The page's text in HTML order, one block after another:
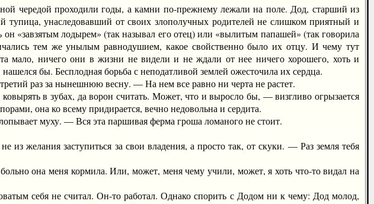
чередой проходили годы, а камни по-прежнему лежали на поле. Дод, старший из
унаследовавший от своих злополучных родителей не слишком приятный и
«завзятым лодырем» (так называл его отец) или «вылитым папашей» (так говорила
тем же унылым равнодушием, какое свойственно было их отцу. И чему тут
мало, ничего они в жизни не видели и не ждали от нее ничего хорошего, хоть и
бы. Бесплодная борьба с неподатливой землей ожесточила их сердца.
раз за нынешнюю весну. — На нем все равно ни черта не растет.
в зубах, да ворон считать. Может, что и выросло бы, — визгливо огрызается
она ко всему придирается, вечно недовольна и сердита.
муху. — Вся эта паршивая ферма гроша ломаного не стоит.
заступиться за свои владения, а просто так, от скуки. — Раз земля тебя
она меня кормила. Или, может, меня чему учили, может, я хоть что-то видал на
себя не считал. Он-то работал. Однако спорить с Додом ни к чему: Дод молод,